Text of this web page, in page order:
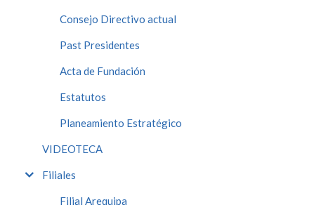
Consejo Directivo actual
Past Presidentes
Acta de Fundación
Estatutos
Planeamiento Estratégico
VIDEOTECA
Filiales
Filial Arequipa